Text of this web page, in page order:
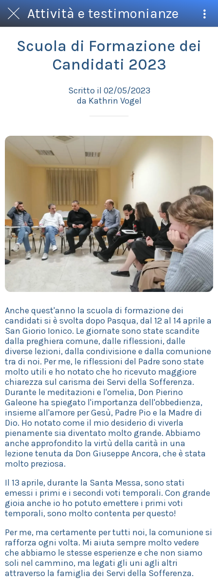
Attività e testimonianze
Scuola di Formazione dei
Candidati 2023
Scritto il 02/05/2023
da Kathrin Vogel
Anche quest'anno la scuola di formazione dei
candidati si è svolta dopo Pasqua, dal 12 al 14 aprile a
San Giorio Ionico. Le giornate sono state scandite
dalla preghiera comune, dalle riflessioni, dalle
diverse lezioni, dalla condivisione e dalla comunione
tra di noi. Per me, le riflessioni del Padre sono state
molto utili e ho notato che ho ricevuto maggiore
chiarezza sul carisma dei Servi della Sofferenza.
Durante le meditazioni e l'omelia, Don Pierino
Galeone ha spiegato l'importanza dell'obbedienza,
insieme all'amore per Gesù, Padre Pio e la Madre di
Dio. Ho notato come il mio desiderio di viverla
pienamente sia diventato molto grande. Abbiamo
anche approfondito la virtù della carità in una
lezione tenuta da Don Giuseppe Ancora, che è stata
molto preziosa.
Il 13 aprile, durante la Santa Messa, sono stati
emessi i primi e i secondi voti temporali. Con grande
gioia anche io ho potuto emettere i primi voti
temporali, sono molto contenta per questo!
Per me, ma certamente per tutti noi, la comunione si
rafforza ogni volta. Mi aiuta sempre molto vedere
che abbiamo le stesse esperienze e che non siamo
soli nel cammino, ma legati gli uni agli altri
attraverso la famiglia dei Servi della Sofferenza.